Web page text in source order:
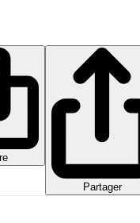
Partager